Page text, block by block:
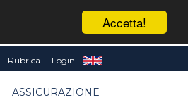
Accetta!
Rubrica Login
ASSICURAZIONE